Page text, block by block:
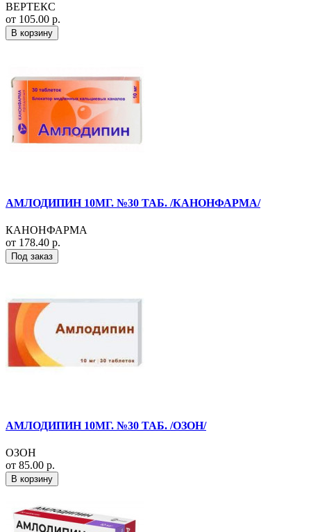
ВЕРТЕКС
от 105.00 р.
В корзину
АМЛОДИПИН 10МГ. №30 ТАБ. /КАНОНФАРМА/
КАНОНФАРМА
от 178.40 р.
Под заказ
АМЛОДИПИН 10МГ. №30 ТАБ. /ОЗОН/
ОЗОН
от 85.00 р.
В корзину